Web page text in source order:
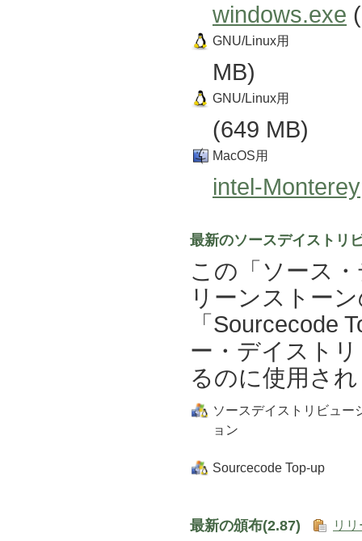
windows.exe
GNU/Linux用
MB)
GNU/Linux用
(649 MB)
MacOS用
intel-Monterey
最新のソースデイストリ
この「ソース
リーンストー
「Sourcecode
ー・デイスト
るのに使用さ
ソースデイストリビュー
ョン
Sourcecode Top-up
最新の頒布(2.87) リ